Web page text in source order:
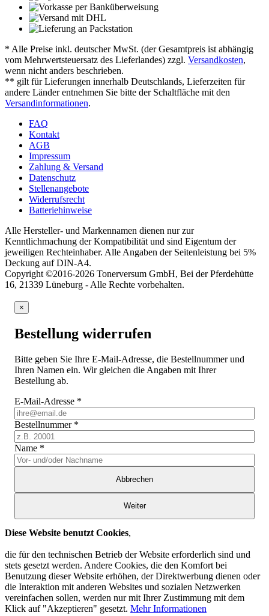
* Alle Preise inkl. deutscher MwSt. (der Gesamtpreis ist abhängig
vom Mehrwertsteuersatz des Lieferlandes) zzgl. Versandkosten,
wenn nicht anders beschrieben.
** gilt für Lieferungen innerhalb Deutschlands, Lieferzeiten für
andere Länder entnehmen Sie bitte der Schaltfläche mit den
Versandinformationen.
FAQ
Kontakt
AGB
Impressum
Zahlung & Versand
Datenschutz
Stellenangebote
Widerrufsrecht
Batteriehinweise
Alle Hersteller- und Markennamen dienen nur zur
Kenntlichmachung der Kompatibilität und sind Eigentum der
jeweiligen Rechteinhaber. Alle Angaben der Seitenleistung bei 5%
Deckung auf DIN-A4.
Copyright ©2016-2026 Tonerversum GmbH, Bei der Pferdehütte
16, 21339 Lüneburg - Alle Rechte vorbehalten.
×
Bestellung widerrufen
Bitte geben Sie Ihre E-Mail-Adresse, die Bestellnummer und
Ihren Namen ein. Wir gleichen die Angaben mit Ihrer
Bestellung ab.
E-Mail-Adresse *
Bestellnummer *
Name *
Abbrechen
Weiter
Diese Website benutzt Cookies,
die für den technischen Betrieb der Website erforderlich sind und
stets gesetzt werden. Andere Cookies, die den Komfort bei
Benutzung dieser Website erhöhen, der Direktwerbung dienen oder
die Interaktion mit anderen Websites und sozialen Netzwerken
vereinfachen sollen, werden nur mit Ihrer Zustimmung mit dem
Klick auf "Akzeptieren" gesetzt. Mehr Informationen